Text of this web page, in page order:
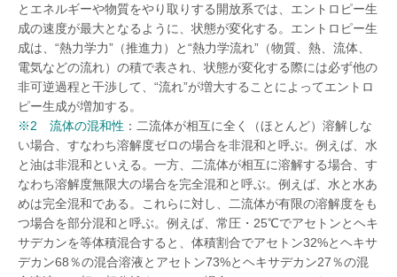
とエネルギーや物質をやり取りする開放系では、エントロピー生
成の速度が最大となるように、状態が変化する。エントロピー生
成は、“熱力学力”（推進力）と“熱力学流れ”（物質、熱、流体、
電気などの流れ）の積で表され、状態が変化する際には必ず他の
非可逆過程と干渉して、“流れ”が増大することによってエントロ
ピー生成が増加する。
※2 流体の混和性 ：二流体が相互に全く（ほとんど）溶解しな
い場合、すなわち溶解度ゼロの場合を非混和と呼ぶ。例えば、水
と油は非混和といえる。一方、二流体が相互に溶解する場合、す
なわち溶解度無限大の場合を完全混和と呼ぶ。例えば、水と水あ
めは完全混和である。これらに対し、二流体が有限の溶解度をも
つ場合を部分混和と呼ぶ。例えば、常圧・25℃でアセトンとヘキ
サデカンを等体積混合すると、体積割合でアセトン32%とヘキサ
デカン68％の混合溶液とアセトン73%とヘキサデカン27％の混